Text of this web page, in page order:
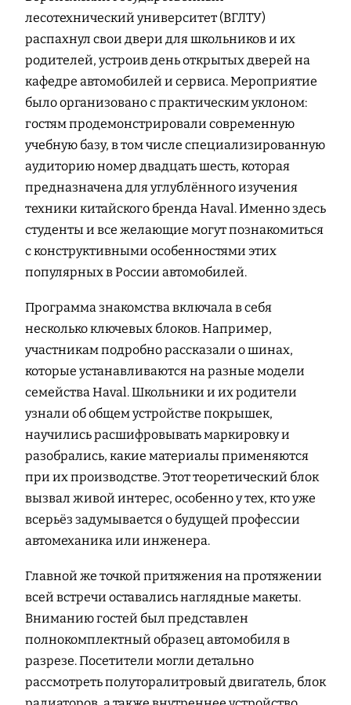
лесотехнический университет (ВГЛТУ)
распахнул свои двери для школьников и их
родителей, устроив день открытых дверей на
кафедре автомобилей и сервиса. Мероприятие
было организовано с практическим уклоном:
гостям продемонстрировали современную
учебную базу, в том числе специализированную
аудиторию номер двадцать шесть, которая
предназначена для углублённого изучения
техники китайского бренда Haval. Именно здесь
студенты и все желающие могут познакомиться
с конструктивными особенностями этих
популярных в России автомобилей.
Программа знакомства включала в себя
несколько ключевых блоков. Например,
участникам подробно рассказали о шинах,
которые устанавливаются на разные модели
семейства Haval. Школьники и их родители
узнали об общем устройстве покрышек,
научились расшифровывать маркировку и
разобрались, какие материалы применяются
при их производстве. Этот теоретический блок
вызвал живой интерес, особенно у тех, кто уже
всерьёз задумывается о будущей профессии
автомеханика или инженера.
Главной же точкой притяжения на протяжении
всей встречи оставались наглядные макеты.
Вниманию гостей был представлен
полнокомплектный образец автомобиля в
разрезе. Посетители могли детально
рассмотреть полуторалитровый двигатель, блок